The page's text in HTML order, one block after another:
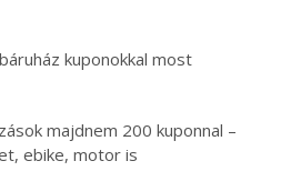
kuponokkal most
majdnem 200 kuponnal –
ebike, motor is